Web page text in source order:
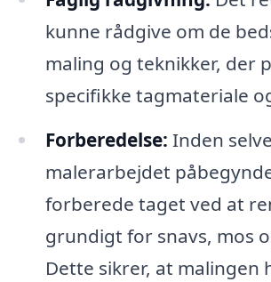
kunne rådgive om de
maling og teknikker, der
specifikke tagmateriale
Forberedelse: Inden selve
malerarbejdet
forberede taget ved at
grundigt for snavs, mos
Dette sikrer, at malingen